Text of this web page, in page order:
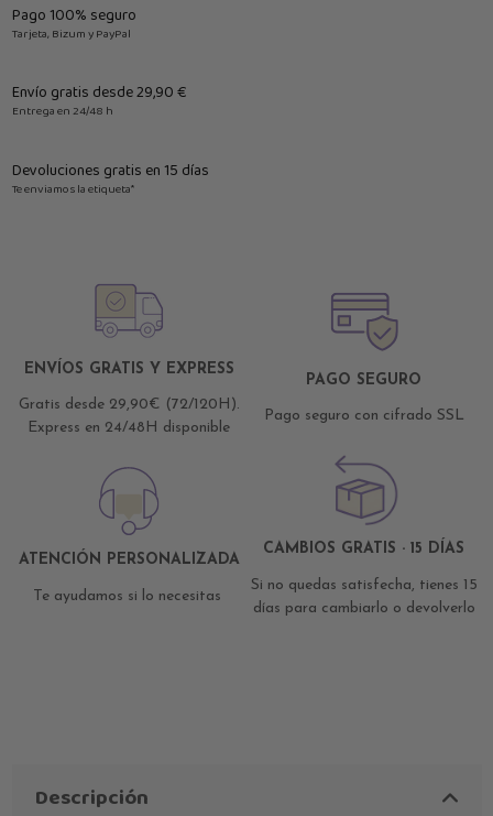
Pago 100% seguro
Tarjeta, Bizum y PayPal
Envío gratis desde 29,90 €
Entrega en 24/48 h
Devoluciones gratis en 15 días
Te enviamos la etiqueta*
ENVÍOS GRATIS Y EXPRESS
Gratis desde 29,90€ (72/120H).
Express en 24/48H disponible
PAGO SEGURO
Pago seguro con cifrado SSL
ATENCIÓN PERSONALIZADA
Te ayudamos si lo necesitas
CAMBIOS GRATIS · 15 DÍAS
Si no quedas satisfecha, tienes 15
días para cambiarlo o devolverlo
Descripción